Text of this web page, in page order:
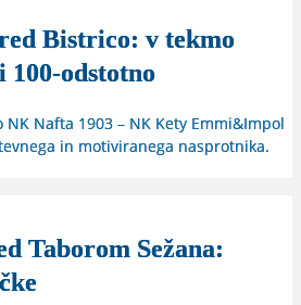
Bistrico: v tekmo
odstotno
Nafta 1903 – NK Kety Emmi&Impol
in motiviranega nasprotnika.
Taborom Sežana: